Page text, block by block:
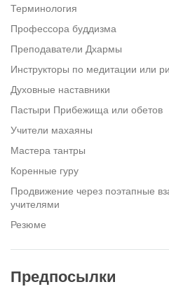
Терминология
Профессора буддизма
Преподаватели Дхармы
Инструкторы по медитации или
Духовные наставники
Пастыри Прибежища или обетов
Учители махаяны
Мастера тантры
Коренные гуру
Продвижение через поэтапные
учителями
Резюме
Предпосылки